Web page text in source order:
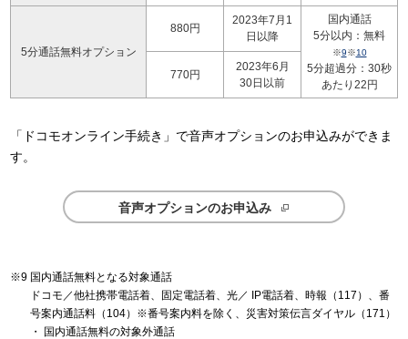
5分通話無料オプション
880円
2023年7月1
日以降
国内通話
5分以内：無料
※9※10
5分超過分：30秒
あたり22円
770円
2023年6月
30日以前
「ドコモオンライン手続き」で音声オプションのお申込みができま
す。
音声オプションのお申込み
国内通話無料となる対象通話
ドコモ／他社携帯電話着、固定電話着、光／ IP電話着、時報（117）、番
号案内通話料（104）※番号案内料を除く、災害対策伝言ダイヤル（171）
国内通話無料の対象外通話